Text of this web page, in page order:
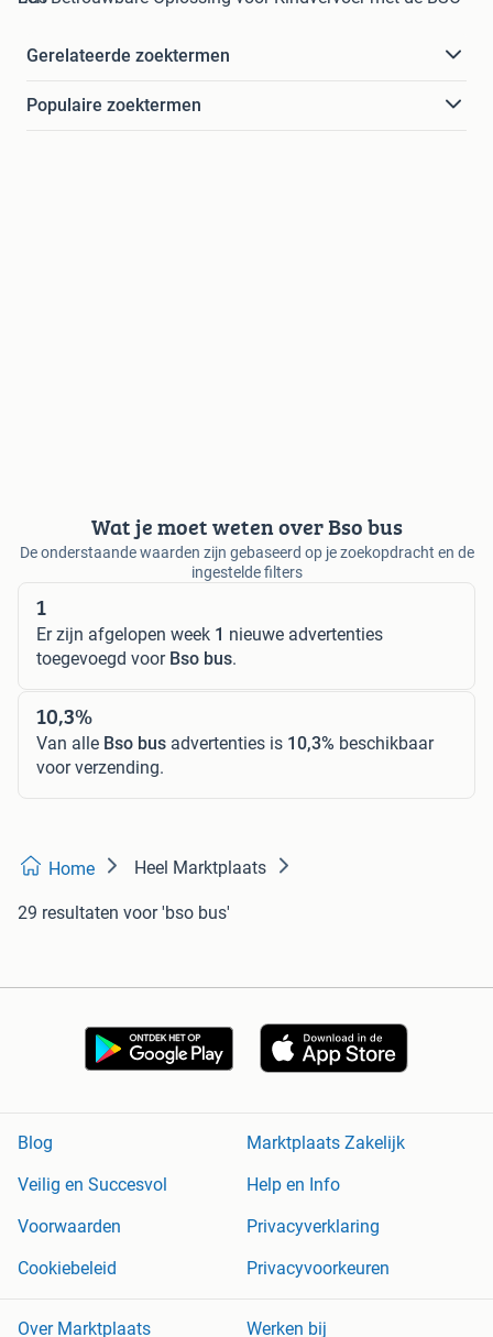
Gerelateerde zoektermen
Populaire zoektermen
Wat je moet weten over Bso bus
De onderstaande waarden zijn gebaseerd op je zoekopdracht en de
ingestelde filters
1
Er zijn afgelopen week 1 nieuwe advertenties
toegevoegd voor Bso bus.
10,3%
Van alle Bso bus advertenties is 10,3% beschikbaar
voor verzending.
Home Heel Marktplaats
29 resultaten voor 'bso bus'
Blog
Marktplaats Zakelijk
Veilig en Succesvol
Help en Info
Voorwaarden
Privacyverklaring
Cookiebeleid
Privacyvoorkeuren
Over Marktplaats Werken bij